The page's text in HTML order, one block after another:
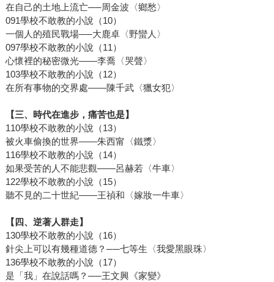
在自己的土地上流亡──周金波〈鄉愁〉
091學校不敢教的小說（10）
一個人的殖民戰場──大鹿卓〈野蠻人〉
097學校不敢教的小說（11）
心懷裡的秘密微光——李喬〈哭聲〉
103學校不敢教的小說（12）
在所有事物的交界處——陳千武〈獵女犯〉
【三、時代在進步，痛苦也是】
110學校不敢教的小說（13）
被火車偷換的世界——朱西甯〈鐵漿〉
116學校不敢教的小說（14）
如果受苦的人不能悲觀——呂赫若〈牛車〉
122學校不敢教的小說（15）
聽不見的二十世紀——王禎和〈嫁妝一牛車〉
【四、逆著人群走】
130學校不敢教的小說（16）
針尖上可以有幾種道德？──七等生〈我愛黑眼珠〉
136學校不敢教的小說（17）
是「我」在說話嗎？──王文興《家變》